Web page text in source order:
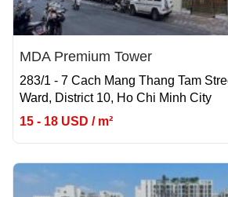
MDA Premium Tower
283/1 - 7 Cach Mang Thang Tam
Ward, District 10, Ho Chi Minh City
15 - 18 USD / m²